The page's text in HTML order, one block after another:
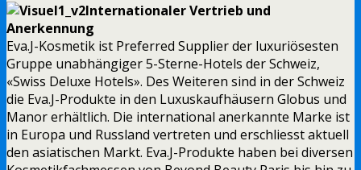
Internationaler Vertrieb und
Anerkennung
Eva.J-Kosmetik ist Preferred Supplier der luxuriösesten
Gruppe unabhängiger 5-Sterne-Hotels der Schweiz,
«Swiss Deluxe Hotels». Des Weiteren sind in der Schweiz
die Eva.J-Produkte in den Luxuskaufhäusern Globus und
Manor erhältlich. Die international anerkannte Marke ist
in Europa und Russland vertreten und erschliesst aktuell
den asiatischen Markt. Eva.J-Produkte haben bei diversen